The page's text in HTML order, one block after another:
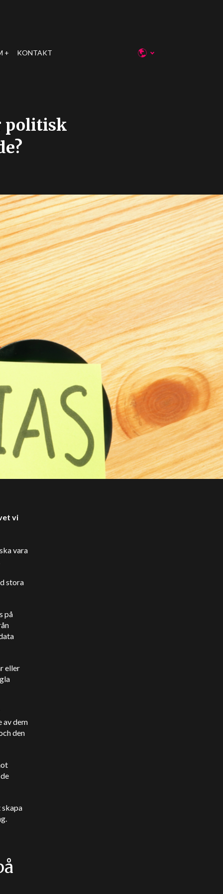
KONTAKT
politisk
vi
vara
stora
på
eller
av dem
den